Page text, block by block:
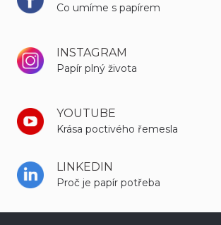
Co umíme s papírem
INSTAGRAM
Papír plný života
YOUTUBE
Krása poctivého řemesla
LINKEDIN
Proč je papír potřeba